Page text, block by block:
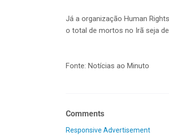
Já a organização Human
o total de mortos no Irã seja
Fonte: Notícias ao Minuto
Comments
Responsive Advertisement